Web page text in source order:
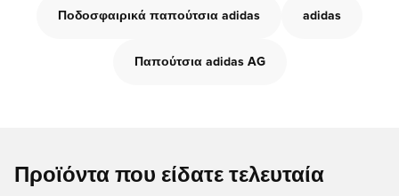
Ποδοσφαιρικά παπούτσια adidas adidas
Παπούτσια adidas AG
Προϊόντα που είδατε τελευταία